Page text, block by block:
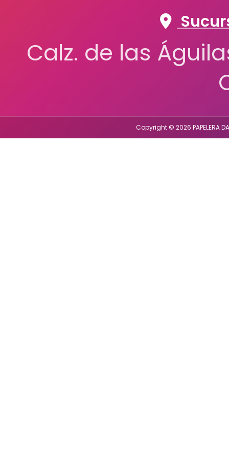
Calz. de las
Copyright © 2026 PAPELERA